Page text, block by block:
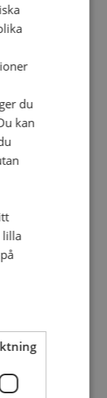
till
Mer
en dag på
det
se ut
se ut –
barnmöte
är
du
kan
lilla